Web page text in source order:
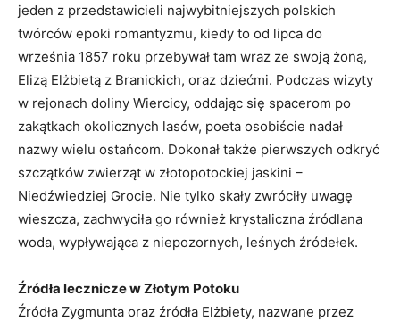
jeden z przedstawicieli najwybitniejszych polskich
twórców epoki romantyzmu, kiedy to od lipca do
września 1857 roku przebywał tam wraz ze swoją żoną,
Elizą Elżbietą z Branickich, oraz dziećmi. Podczas wizyty
w rejonach doliny Wiercicy, oddając się spacerom po
zakątkach okolicznych lasów, poeta osobiście nadał
nazwy wielu ostańcom. Dokonał także pierwszych odkryć
szczątków zwierząt w złotopotockiej jaskini –
Niedźwiedziej Grocie. Nie tylko skały zwróciły uwagę
wieszcza, zachwyciła go również krystaliczna źródlana
woda, wypływająca z niepozornych, leśnych źródełek.
Źródła lecznicze w Złotym Potoku
Źródła Zygmunta oraz źródła Elżbiety, nazwane przez